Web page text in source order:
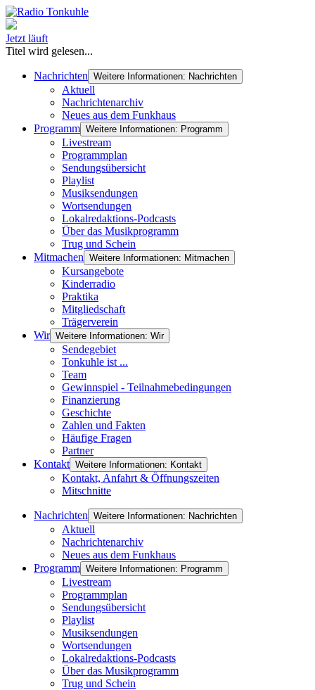
Jetzt läuft
Titel wird gelesen...
Nachrichten Weitere Informationen: Nachrichten
Aktuell
Nachrichtenarchiv
Neues aus dem Funkhaus
Programm Weitere Informationen: Programm
Livestream
Programmplan
Sendungsübersicht
Playlist
Musiksendungen
Wortsendungen
Lokalredaktions-Podcasts
Über das Musikprogramm
Trug und Schein
Mitmachen Weitere Informationen: Mitmachen
Kursangebote
Kinderradio
Praktika
Mitgliedschaft
Trägerverein
Wir Weitere Informationen: Wir
Sendegebiet
Tonkuhle ist ...
Team
Gewinnspiel - Teilnahmebedingungen
Finanzierung
Geschichte
Zahlen und Fakten
Häufige Fragen
Partner
Kontakt Weitere Informationen: Kontakt
Kontakt, Anfahrt & Öffnungszeiten
Mitschnitte
Nachrichten Weitere Informationen: Nachrichten
Aktuell
Nachrichtenarchiv
Neues aus dem Funkhaus
Programm Weitere Informationen: Programm
Livestream
Programmplan
Sendungsübersicht
Playlist
Musiksendungen
Wortsendungen
Lokalredaktions-Podcasts
Über das Musikprogramm
Trug und Schein